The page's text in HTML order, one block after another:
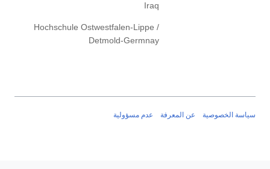
Iraq
Hochschule Ostwestfalen-Lippe /
Detmold-Germnay
سياسة الخصوصية عن المعرفة عدم مسؤولية